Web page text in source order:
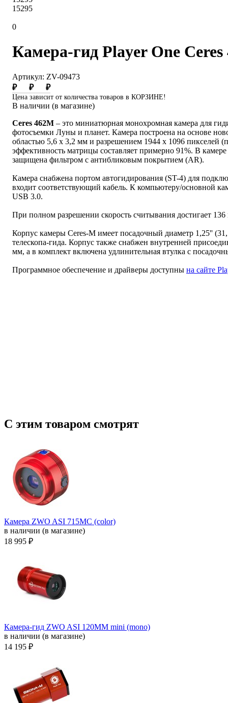
15295
0
Камера-гид Player One Ceres
Артикул: ZV-09473
₽
₽ ₽
Цена зависит от количества товаров в КОРЗИНЕ!
В наличии (в магазине)
Ceres 462M – это миниатюрная монохромная камера для
фотосъемки Луны и планет. Камера построена на основе
областью 5,6 х 3,2 мм и разрешением 1944 х 1096 пикселей
эффективность матрицы составляет примерно 91%. В
защищена фильтром с антибликовым покрытием (AR).
Камера снабжена портом автогидирования (ST-4) для
входит соответствующий кабель. К компьютеру/основной
USB 3.0.
При полном разрешении скорость считывания достигает
Корпус камеры Ceres-M имеет посадочный диаметр 1,25''
телескопа-гида. Корпус также снабжен внутренней
мм, а в комплект включена удлинительная втулка с
Программное обеспечение и драйверы доступны на сайте
С этим товаром смотрят
Камера ZWO ASI 715MC (color)
в наличии (в магазине)
18 995 ₽
Камера-гид ZWO ASI 120MM mini (mono)
в наличии (в магазине)
14 195 ₽